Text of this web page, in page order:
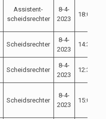
Assistent-
scheidsrechter
8-4-
2023
18:00
Scheidsrechter
8-4-
2023
14:30
Scheidsrechter
8-4-
2023
12:30
Scheidsrechter
8-4-
2023
15:00